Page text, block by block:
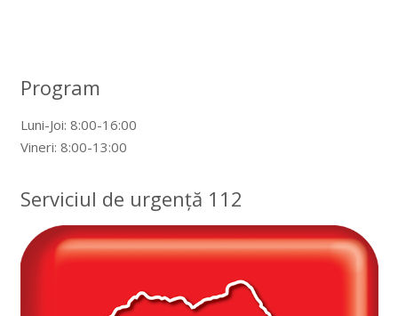
Program
Luni-Joi: 8:00-16:00
Vineri: 8:00-13:00
Serviciul de urgență 112